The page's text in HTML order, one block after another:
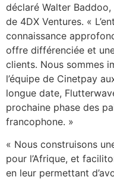
déclaré Walter
de 4DX Ventures. «
connaissance
offre différenciée et
clients. Nous sommes
l’équipe de Cinetpay
longue date,
prochaine phase des
francophone. »
« Nous construisons
pour l’Afrique, et
en leur permettant